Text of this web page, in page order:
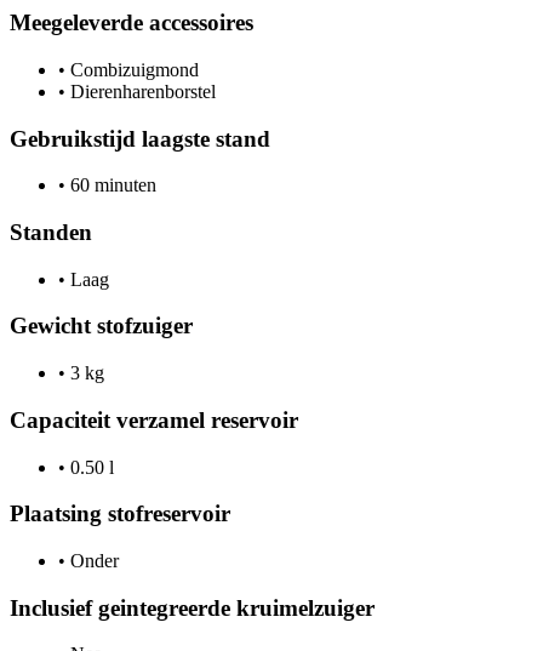
Meegeleverde accessoires
• Combizuigmond
• Dierenharenborstel
Gebruikstijd laagste stand
• 60 minuten
Standen
• Laag
Gewicht stofzuiger
• 3 kg
Capaciteit verzamel reservoir
• 0.50 l
Plaatsing stofreservoir
• Onder
Inclusief geintegreerde kruimelzuiger